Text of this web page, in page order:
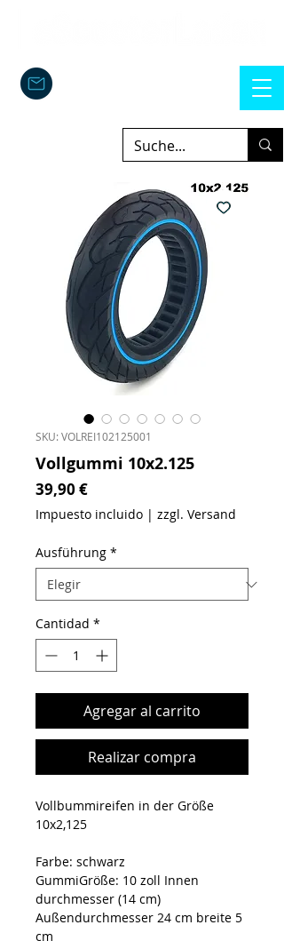
SKU: VOLREI102125001
Vollgummi 10x2.125
39,90 €Precio
Impuesto incluido | zzgl. Versand
Ausführung *
Cantidad *
Agregar al carrito
Realizar compra
Vollbummireifen in der Größe
10x2,125
Farbe: schwarz
GummiGröße: 10 zoll Innen
durchmesser (14 cm)
Außendurchmesser 24 cm breite 5
cm